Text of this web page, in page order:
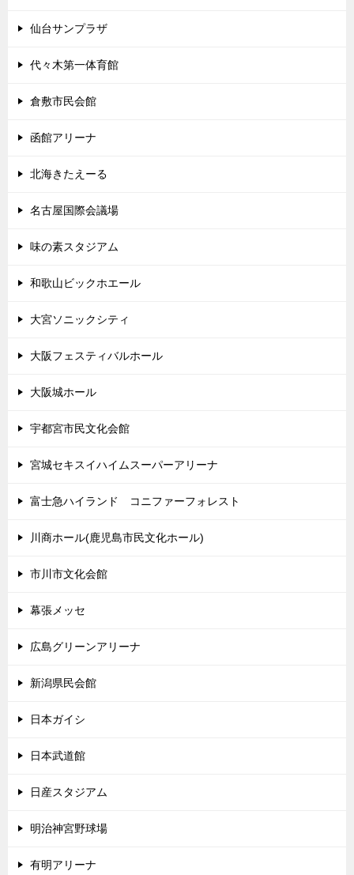
仙台サンプラザ
代々木第一体育館
倉敷市民会館
函館アリーナ
北海きたえーる
名古屋国際会議場
味の素スタジアム
和歌山ビックホエール
大宮ソニックシティ
大阪フェスティバルホール
大阪城ホール
宇都宮市民文化会館
宮城セキスイハイムスーパーアリーナ
富士急ハイランド コニファーフォレスト
川商ホール(鹿児島市民文化ホール)
市川市文化会館
幕張メッセ
広島グリーンアリーナ
新潟県民会館
日本ガイシ
日本武道館
日産スタジアム
明治神宮野球場
有明アリーナ